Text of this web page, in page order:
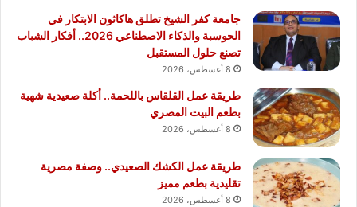
جامعة كفر الشيخ تطلق هاكاثون الابتكار في
الحوسبة والذكاء الاصطناعي 2026.. أفكار الشباب
تصنع حلول المستقبل
8 أغسطس، 2026
طريقة عمل القلقاس باللحمة.. أكلة صعيدية شهية
بطعم البيت المصري
8 أغسطس، 2026
طريقة عمل الكشك الصعيدي.. وصفة مصرية
تقليدية بطعم مميز
8 أغسطس، 2026